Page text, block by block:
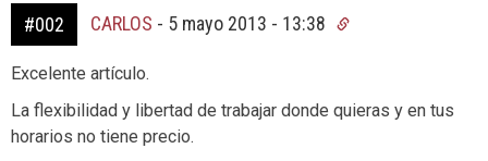
#002 CARLOS - 5 mayo 2013 - 13:38
Excelente artículo.
La flexibilidad y libertad de trabajar donde quieras y en tus
horarios no tiene precio.